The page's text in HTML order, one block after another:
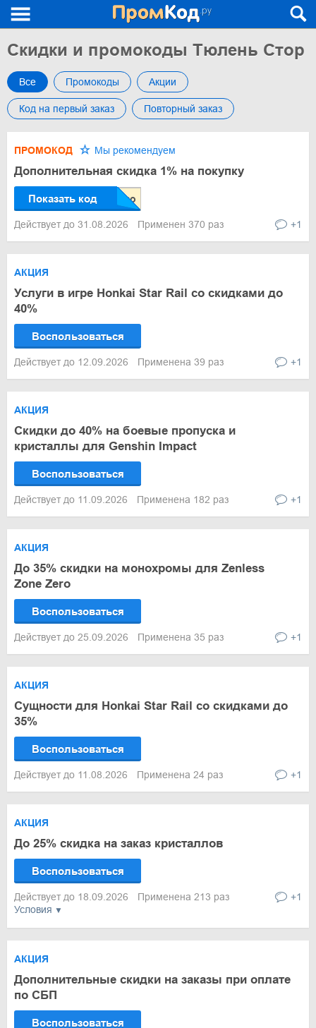
Скидки и промокоды Тюлень Стор
Все Промокоды Акции
Код на первый заказ Повторный заказ
ПРОМОКОД Мы рекомендуем
Дополнительная скидка 1% на покупку
Показать код
Действует до 31.08.2026 Применен 370 раз +1
АКЦИЯ
Услуги в игре Honkai Star Rail со скидками до
40%
Воспользоваться
Действует до 12.09.2026 Применена 39 раз +1
АКЦИЯ
Скидки до 40% на боевые пропуска и
кристаллы для Genshin Impact
Воспользоваться
Действует до 11.09.2026 Применена 182 раз +1
АКЦИЯ
До 35% скидки на монохромы для Zenless
Zone Zero
Воспользоваться
Действует до 25.09.2026 Применена 35 раз +1
АКЦИЯ
Сущности для Honkai Star Rail со скидками до
35%
Воспользоваться
Действует до 11.08.2026 Применена 24 раз +1
Условия
АКЦИЯ
До 25% скидка на заказ кристаллов
Воспользоваться
Действует до 18.09.2026 Применена 213 раз +1
АКЦИЯ
Дополнительные скидки на заказы при оплате
по СБП
Воспользоваться